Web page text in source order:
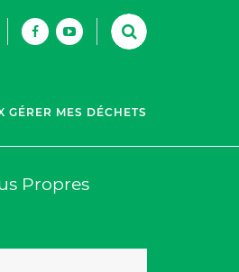
GÉRER MES DÉCHETS
Propres